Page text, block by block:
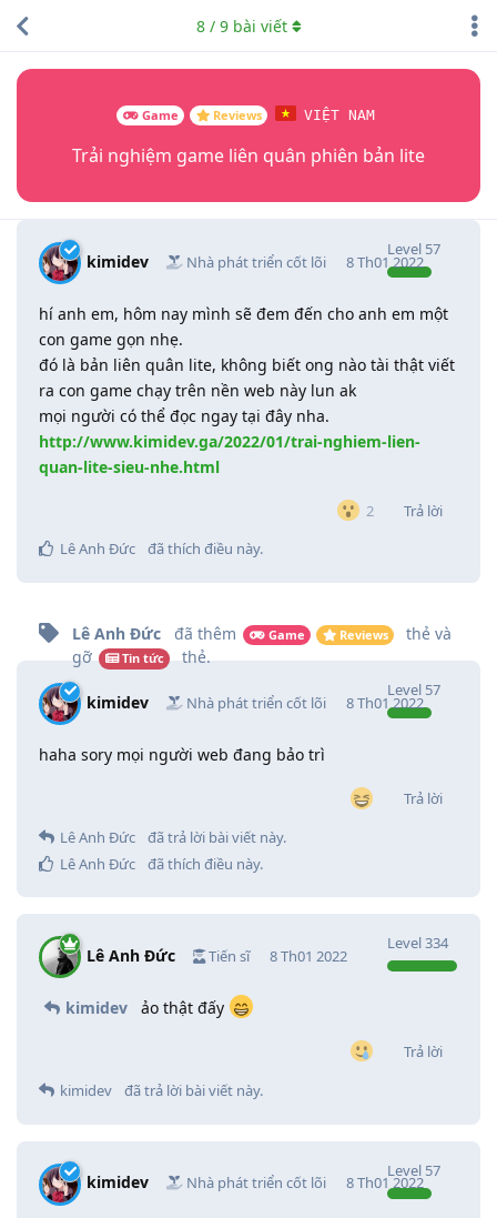
Game Reviews VIỆT NAM
Trải nghiệm game liên quân phiên bản lite
8/ 9bài viết
kimidev Nhà phát triển cốt lõi
Level 57
8 Th01 2022
hí anh em, hôm nay mình sẽ đem đến cho anh em một
con game gọn nhẹ.
đó là bản liên quân lite, không biết ong nào tài thật viết
ra con game chạy trên nền web này lun ak
mọi người có thể đọc ngay tại đây nha.
http://www.kimidev.ga/2022/01/trai-nghiem-lien-
quan-lite-sieu-nhe.html
2
Trả lời
Lê Anh Đức
đã thích điều này.
Lê Anh Đức đã thêm Game Reviews thẻ và
gỡ
Tin tức thẻ.
kimidev Nhà phát triển cốt lõi
Level 57
8 Th01 2022
haha sory mọi người web đang bảo trì
Trả lời
Lê Anh Đức
đã trả lời bài viết này.
Lê Anh Đức
đã thích điều này.
Lê Anh Đức Tiến sĩ
Level334
8 Th01 2022
kimidev ảo thật đấy
Trả lời
kimidev
đã trả lời bài viết này.
kimidev Nhà phát triển cốt lõi
Level 57
8 Th01 2022